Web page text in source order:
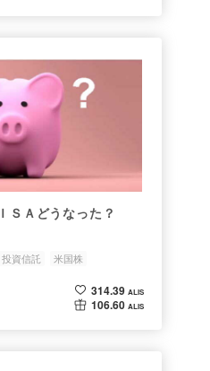
ＳＡどうなった？
投資信託 米国株
314.39 ALIS
106.60 ALIS